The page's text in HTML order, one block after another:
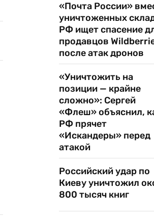
«Почта России»
уничтоженных
РФ ищет спасение
продавцов
после атак дронов
«Уничтожить на
позиции — крайне
сложно»: Сергей
«Флеш» объяснил,
РФ прячет
«Искандеры» перед
атакой
Российский удар по
Киеву уничтожил
800 тысяч книг